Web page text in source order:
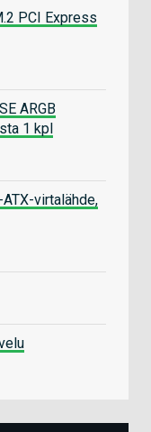
PCI Express
ARGB
1 kpl
virtalähde,